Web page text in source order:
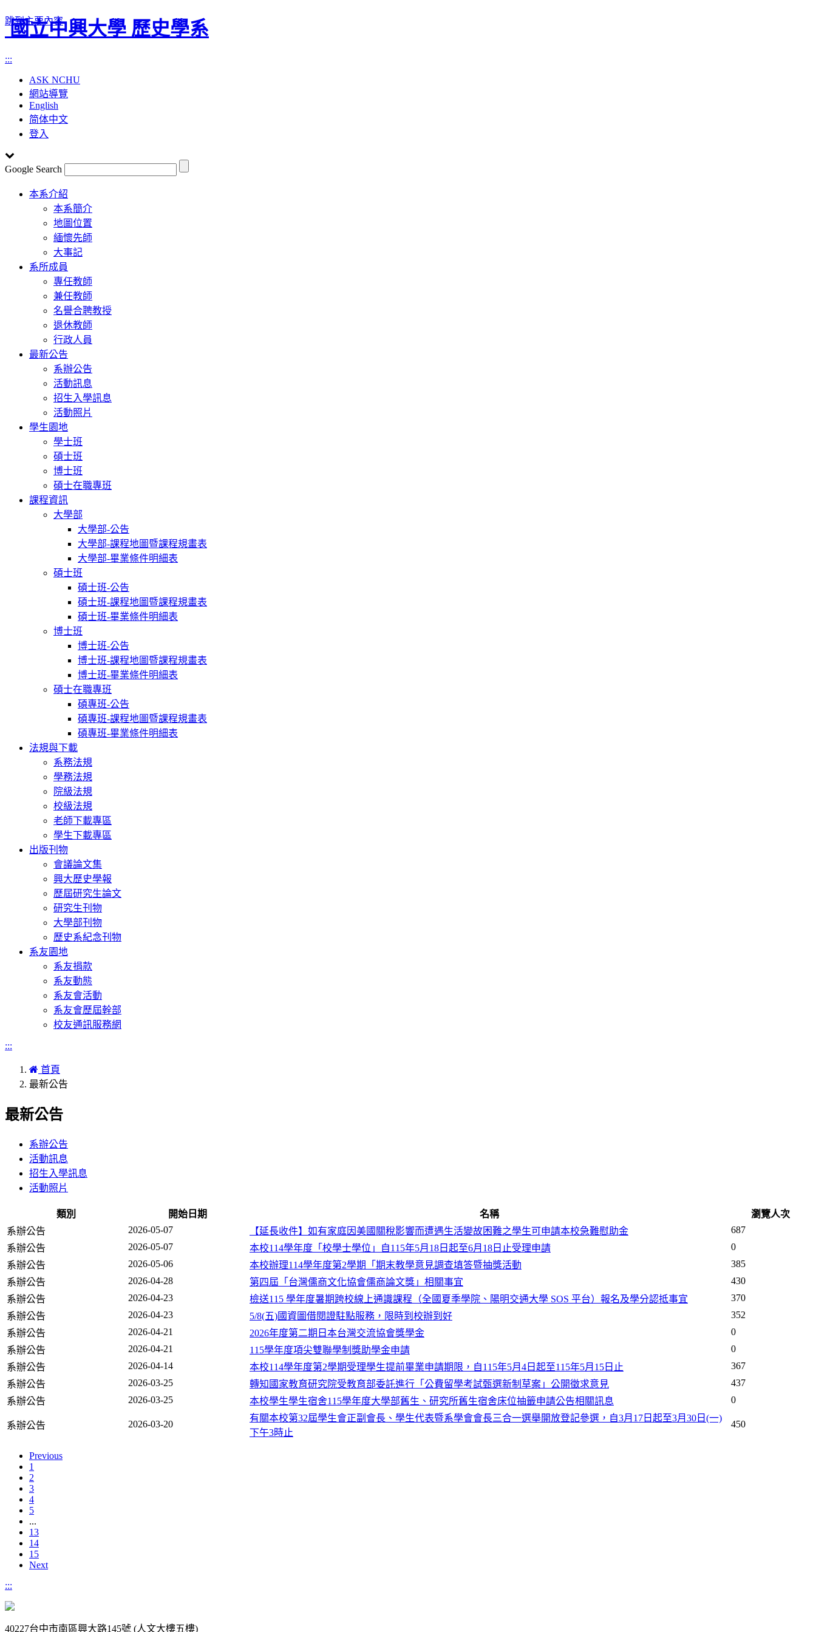
跳到主要內容
國立中興大學 歷史學系
:::
ASK NCHU
網站導覽
English
简体中文
登入
Google Search
Toggle
navigation
本系介紹
本系簡介
地圖位置
緬懷先師
大事記
系所成員
專任教師
兼任教師
名譽合聘教授
退休教師
行政人員
最新公告
系辦公告
活動訊息
招生入學訊息
活動照片
學生園地
學士班
碩士班
博士班
碩士在職專班
課程資訊
大學部
大學部-公告
大學部-課程地圖暨課程規畫表
大學部-畢業條件明細表
碩士班
碩士班-公告
碩士班-課程地圖暨課程規畫表
碩士班-畢業條件明細表
博士班
博士班-公告
博士班-課程地圖暨課程規畫表
博士班-畢業條件明細表
碩士在職專班
碩專班-公告
碩專班-課程地圖暨課程規畫表
碩專班-畢業條件明細表
法規與下載
系務法規
學務法規
院級法規
校級法規
老師下載專區
學生下載專區
出版刊物
會議論文集
興大歷史學報
歷屆研究生論文
研究生刊物
大學部刊物
歷史系紀念刊物
系友園地
系友捐款
系友動態
系友會活動
系友會歷屆幹部
校友通訊服務網
:::
首頁
最新公告
最新公告
系辦公告
活動訊息
招生入學訊息
活動照片
類別 開始日期 名稱
瀏覽人次
系辦公告
2026-05-07 【延長收件】如有家庭因美國關稅影響而遭遇生活變故困難之學生可申請本校急難慰助金
687
系辦公告
2026-05-07 本校114學年度「校學士學位」自115年5月18日起至6月18日止受理申請
0
系辦公告
2026-05-06 本校辦理114學年度第2學期「期末教學意見調查填答暨抽獎活動
385
系辦公告
2026-04-28 第四屆「台灣儒商文化協會儒商論文獎」相關事宜
430
系辦公告
2026-04-23 檢送115 學年度暑期跨校線上通識課程（全國夏季學院、陽明交通大學 SOS 平台）報名及學分認抵事宜
370
系辦公告
2026-04-23 5/8(五)國資圖借閱證駐點服務，限時到校辦到好
352
系辦公告
2026-04-21 2026年度第二期日本台灣交流協會獎學金
0
系辦公告
2026-04-21 115學年度項尖雙聯學制獎助學金申請
0
系辦公告
2026-04-14 本校114學年度第2學期受理學生提前畢業申請期限，自115年5月4日起至115年5月15日止
367
系辦公告
2026-03-25 轉知國家教育研究院受教育部委託進行「公費留學考試甄選新制草案」公開徵求意見
437
系辦公告
2026-03-25 本校學生學生宿舍115學年度大學部舊生、研究所舊生宿舍床位抽籤申請公告相關訊息 0
系辦公告 2026-03-20
有關本校第32屆學生會正副會長、學生代表暨系學會會長三合一選舉開放登記參選，自3月17日起至3月30日(一)
下午3時止
450
Previous
1
2
3
4
5
...
13
14
15
Next
:::
40227台中市南區興大路145號 (人文大樓五樓)